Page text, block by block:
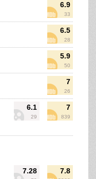
6.9
33
6.5
28
5.9
50
7
26
6.1
29
7
839
7.28 7.8